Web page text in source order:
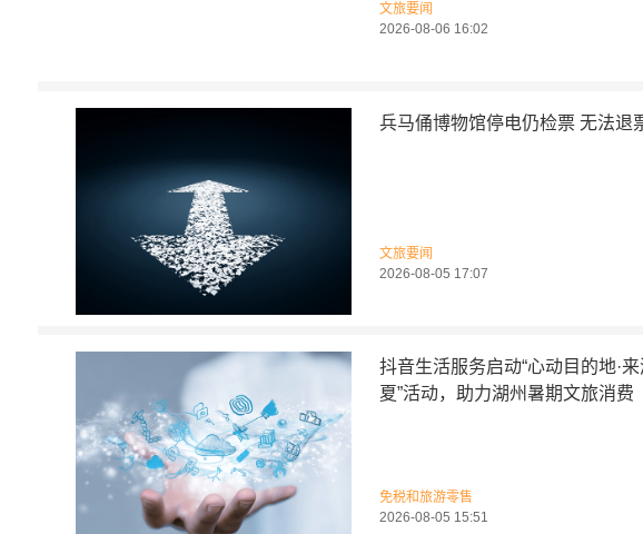
文旅要闻
2026-08-06 16:02
兵马俑博物馆停电仍检票 无法退
文旅要闻
2026-08-05 17:07
抖音生活服务启动“心动目的地·
夏”活动，助力湖州暑期文旅消费
免税和旅游零售
2026-08-05 15:51